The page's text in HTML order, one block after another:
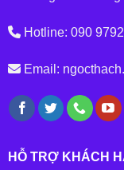
Hotline: 090
Email:
HỖ TRỢ KHÁCH